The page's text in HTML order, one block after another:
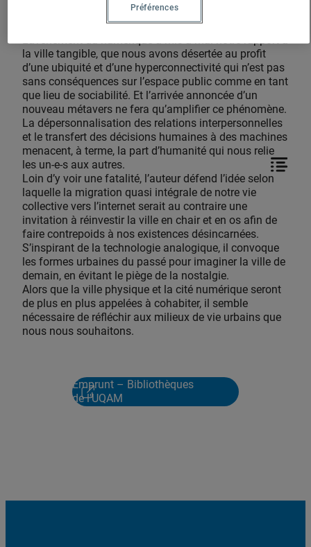
L’avènement du numérique a mis à mal notre rapport à
la ville tangible, que nous avons désertée au profit
d’une ubiquité et d’une hyperconnectivité qui n’est pas
sans conséquences sur l’espace public comme en tant
que lieu de sociabilité. Et l’arrivée annoncée d’un
nouveau métavers ne fera qu’amplifier ce phénomène.
La dépersonnalisation des relations interpersonnelles
et le transfert des décisions humaines à des machines
menacent, à terme, la part d’humanité qui nous relie
les un-e-s aux autres.
Loin d’y voir une fatalité, l’auteur défend l’idée selon
laquelle la migration quasi intégrale de notre vie
collective vers l’internet serait au contraire une
invitation à réinvestir la ville en chair et en os afin de
faire contrepoids à nos existences désincarnées.
S’inspirant de la technologie analogique, il convoque
les formes urbaines du passé pour imaginer la ville de
demain, en évitant le piège de la nostalgie.
Alors que la ville physique et la cité numérique seront
de plus en plus appelées à cohabiter, il semble
nécessaire de réfléchir aux milieux de vie urbains que
nous nous souhaitons.
Emprunt – Bibliothèques
de l'UQAM
Préférences